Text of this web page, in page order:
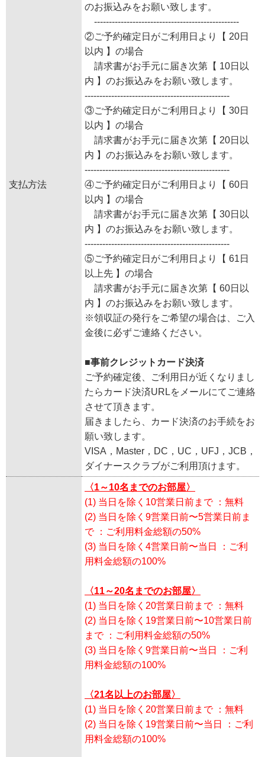
支払方法
のお振込みをお願い致します。
-------------------------------------------------
②ご予約確定日がご利用日より【 20日
以内 】の場合
請求書がお手元に届き次第【 10日以
内 】のお振込みをお願い致します。
-------------------------------------------------
③ご予約確定日がご利用日より【 30日
以内 】の場合
請求書がお手元に届き次第【 20日以
内 】のお振込みをお願い致します。
-------------------------------------------------
④ご予約確定日がご利用日より【 60日
以内 】の場合
請求書がお手元に届き次第【 30日以
内 】のお振込みをお願い致します。
-------------------------------------------------
⑤ご予約確定日がご利用日より【 61日
以上先 】の場合
請求書がお手元に届き次第【 60日以
内 】のお振込みをお願い致します。
※領収証の発行をご希望の場合は、ご入
金後に必ずご連絡ください。
■事前クレジットカード決済
ご予約確定後、ご利用日が近くなりまし
たらカード決済URLをメールにてご連絡
させて頂きます。
届きましたら、カード決済のお手続をお
願い致します。
VISA，Master，DC，UC，UFJ，JCB，
ダイナースクラブがご利用頂けます。
〈1～10名までのお部屋〉
(1) 当日を除く10営業日前まで ：無料
(2) 当日を除く9営業日前〜5営業日前ま
で ：ご利用料金総額の50%
(3) 当日を除く4営業日前〜当日 ：ご利
用料金総額の100%
〈11～20名までのお部屋〉
(1) 当日を除く20営業日前まで ：無料
(2) 当日を除く19営業日前〜10営業日前
まで ：ご利用料金総額の50%
(3) 当日を除く9営業日前〜当日 ：ご利
用料金総額の100%
〈21名以上のお部屋〉
(1) 当日を除く20営業日前まで ：無料
(2) 当日を除く19営業日前〜当日 ：ご利
用料金総額の100%